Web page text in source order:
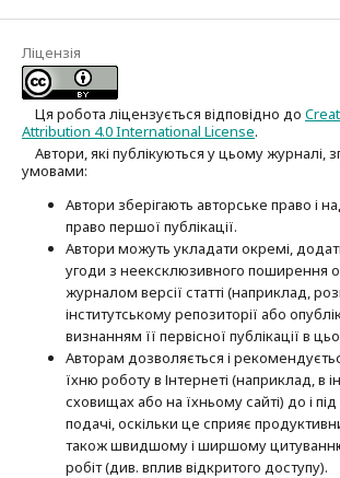
Ліцензія
Ця робота ліцензується відповідно до
Attribution 4.0 International License.
Автори, які публікуються у цьому журналі,
умовами:
Автори зберігають авторське право і
право першої публі­кації.
Автори можуть укладати окремі,
угоди з неексклюзив­ного поширення
журналом версії статті (наприклад,
інститутському репозиторії або
визнанням її первісної публікації в
Авторам дозволяється і
їхню роботу в Інтернеті (наприклад, в
сховищах або на їхньому сайті) до і
подачі, оскільки це сприяє
також швидшому і ширшому
робіт (див. вплив відкритого доступу).